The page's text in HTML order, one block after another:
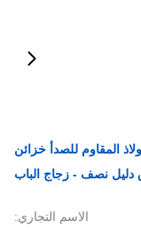
المقاوم للصدأ خزائن
دليل نصف - زجاج الباب
الاسم التجاري: